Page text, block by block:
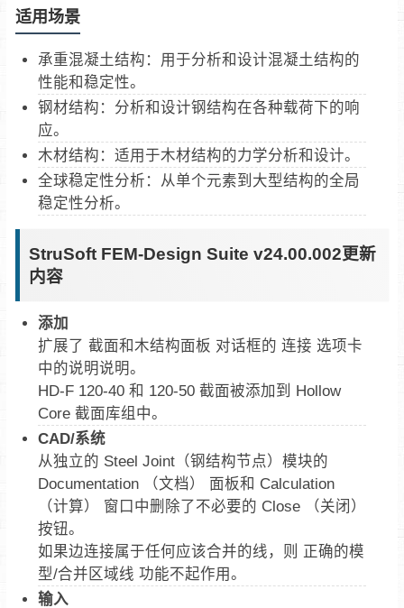
适用场景
‌承重混凝土结构‌：用于分析和设计混凝土结构的
性能和稳定性。
‌钢材结构‌：分析和设计钢结构在各种载荷下的响
应。
‌木材结构‌：适用于木材结构的力学分析和设计。
‌全球稳定性分析‌：从单个元素到大型结构的全局
稳定性分析。
StruSoft FEM-Design Suite v24.00.002更新
内容
添加
扩展了 截面和木结构面板 对话框的 连接 选项卡
中的说明说明。
HD-F 120-40 和 120-50 截面被添加到 Hollow
Core 截面库组中。
CAD/系统
从独立的 Steel Joint（钢结构节点）模块的
Documentation （文档） 面板和 Calculation
（计算） 窗口中删除了不必要的 Close （关闭）
按钮。
如果边连接属于任何应该合并的线，则 正确的模
型/合并区域线 功能不起作用。
输入